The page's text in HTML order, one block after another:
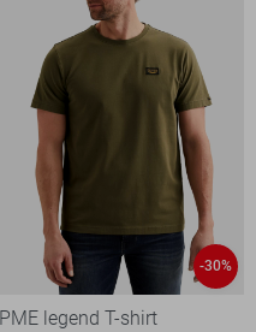
-30%
PME legend T-shirt